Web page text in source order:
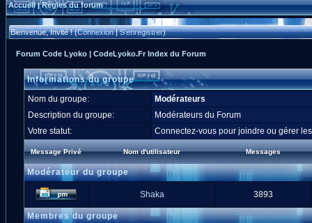
Accueil|Règles du forum
Bienvenue, Invité ! (Connexion|S'enregistrer)
Forum Code Lyoko | CodeLyoko.Fr Index du Forum
Informations du groupe
Nom du groupe:
Modérateurs
Description du groupe:
Modérateurs du Forum
Votre statut:
Connectez-vous pour joindre ou gérer
Message Privé Nom d'utilisateur Messages
Modérateur du groupe
Shaka 3893
Membres du groupe